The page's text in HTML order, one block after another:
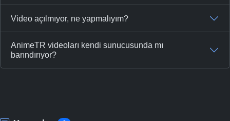
Video açılmıyor, ne yapmalıyım?
AnimeTR videoları kendi sunucusunda mı
barındırıyor?